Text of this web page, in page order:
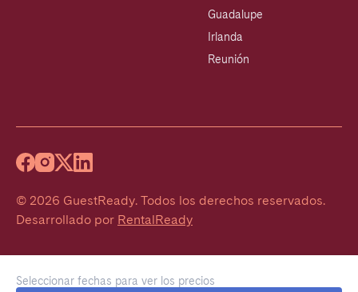
Seleccionar fechas para ver los precios
Guadalupe
Irlanda
Reunión
© 2026 GuestReady. Todos los derechos reservados.
Desarrollado por RentalReady